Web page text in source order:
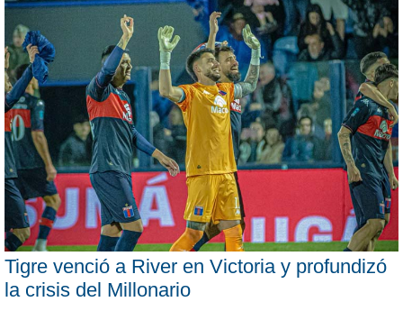
Tigre venció a River en Victoria y profundizó
la crisis del Millonario